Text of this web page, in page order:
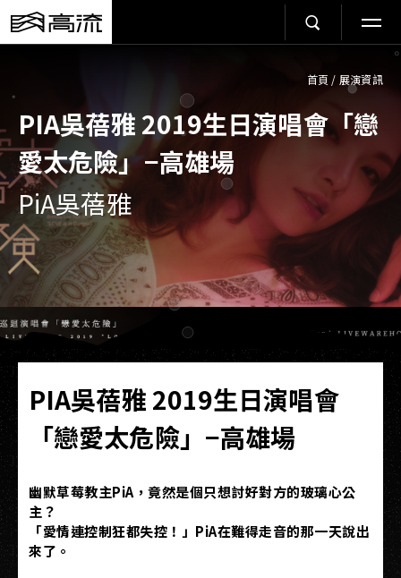
首頁 / 展演資訊
PIA吳蓓雅 2019生日演唱會「戀
愛太危險」−高雄場
PiA吳蓓雅
PIA吳蓓雅 2019生日演唱會
「戀愛太危險」−高雄場
幽默草莓教主PiA，竟然是個只想討好對方的玻璃心公
主？
「愛情連控制狂都失控！」PiA在難得走音的那一天說出
來了。